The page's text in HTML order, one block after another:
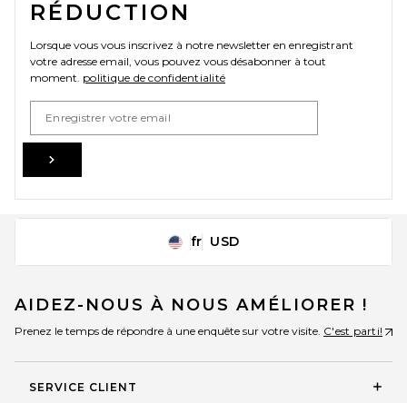
RÉDUCTION
Lorsque vous vous inscrivez à notre newsletter en enregistrant
votre adresse email, vous pouvez vous désabonner à tout
moment. politique de confidentialité
Change Country Regions
fr USD
AIDEZ-NOUS À NOUS AMÉLIORER !
Prenez le temps de répondre à une enquête sur votre visite. C'est parti!
SERVICE CLIENT